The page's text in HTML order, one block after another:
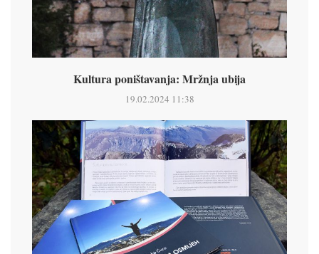
Kultura poništavanja: Mržnja ubija
19.02.2024 11:38